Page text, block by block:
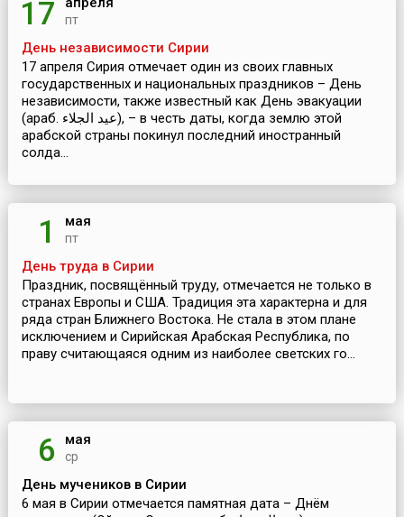
17 пт
День независимости Сирии
17 апреля Сирия отмечает один из своих главных
государственных и национальных праздников – День
независимости, также известный как День эвакуации
(араб. عيد الجلاء), – в честь даты, когда землю этой
арабской страны покинул последний иностранный
солда...
1 мая
пт
День труда в Сирии
Праздник, посвящённый труду, отмечается не только в
странах Европы и США. Традиция эта характерна и для
ряда стран Ближнего Востока. Не стала в этом плане
исключением и Сирийская Арабская Республика, по
праву считающаяся одним из наиболее светских го...
6 мая
ср
День мучеников в Сирии
6 мая в Сирии отмечается памятная дата – Днём